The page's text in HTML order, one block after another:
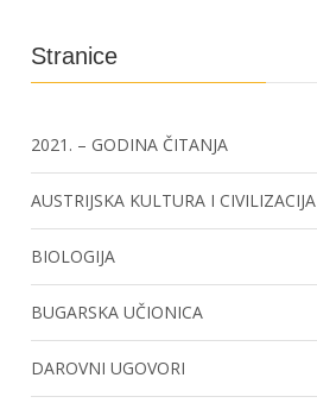
Stranice
2021. – GODINA ČITANJA
AUSTRIJSKA KULTURA I CIVILIZACIJA
BIOLOGIJA
BUGARSKA UČIONICA
DAROVNI UGOVORI